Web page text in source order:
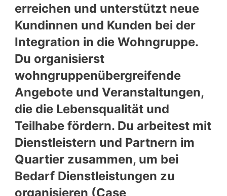
erreichen und unterstützt neue
Kundinnen und Kunden bei der
Integration in die Wohngruppe.
Du organisierst
wohngruppenübergreifende
Angebote und Veranstaltungen,
die die Lebensqualität und
Teilhabe fördern. Du arbeitest mit
Dienstleistern und Partnern im
Quartier zusammen, um bei
Bedarf Dienstleistungen zu
organisieren (Case